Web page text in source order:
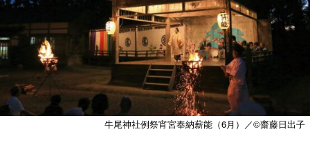
牛尾神社例祭宵宮奉納薪能（6月）／©齋藤日出子